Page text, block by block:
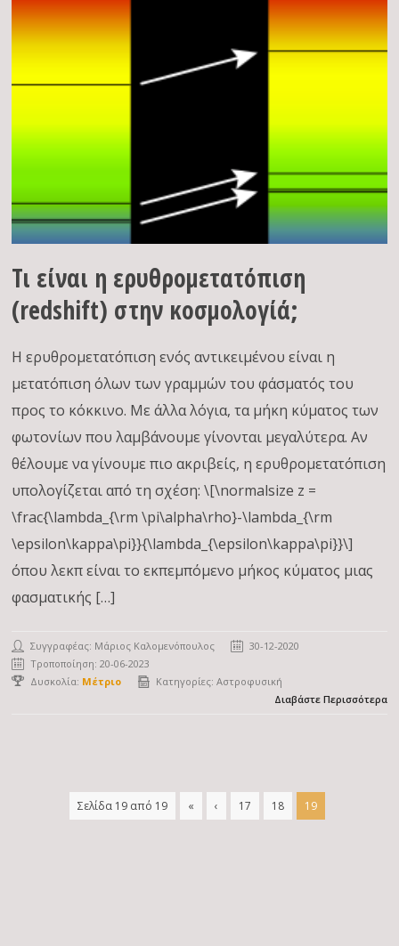
Τι είναι η ερυθρομετατόπιση
(redshift) στην κοσμολογίά;
Η ερυθρομετατόπιση ενός αντικειμένου είναι η
μετατόπιση όλων των γραμμών του φάσματός του
προς το κόκκινο. Με άλλα λόγια, τα μήκη κύματος των
φωτονίων που λαμβάνουμε γίνονται μεγαλύτερα. Αν
θέλουμε να γίνουμε πιο ακριβείς, η ερυθρομετατόπιση
υπολογίζεται από τη σχέση: \[\normalsize z =
\frac{\lambda_{\rm \pi\alpha\rho}-\lambda_{\rm
\epsilon\kappa\pi}}{\lambda_{\epsilon\kappa\pi}}\]
όπου λεκπ είναι το εκπεμπόμενο μήκος κύματος μιας
φασματικής […]
Συγγραφέας: Μάριος Καλομενόπουλος
30-12-2020
Τροποποίηση: 20-06-2023
Δυσκολία: Μέτριο Κατηγορίες:Αστροφυσική
Διαβάστε Περισσότερα
Σελίδα 19 από 19 « ‹ 17 18 19